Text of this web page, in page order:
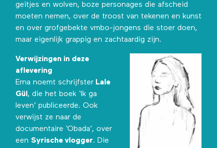
geitjes en wolven, boze personages die afscheid
moeten nemen, over de troost van tekenen en kunst
en over grofgebekte vmbo-jongens die stoer doen,
maar eigenlijk grappig en zachtaardig zijn.
Verwijzingen in deze
aflevering
Erna noemt schrijfster Lale
Gül, die het boek ‘Ik ga
leven’ publiceerde. Ook
verwijst ze naar de
documentaire ‘Obada’, over
een Syrische vlogger. Die